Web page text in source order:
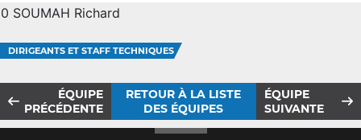
0 SOUMAH Richard
DIRIGEANTS ET STAFF TECHNIQUES
ÉQUIPE
PRÉCÉDENTE
RETOUR À LA LISTE
DES ÉQUIPES
ÉQUIPE
SUIVANTE